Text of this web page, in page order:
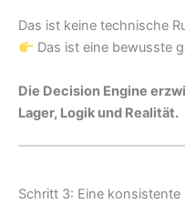
Das ist keine technische
Das ist eine bewusste
Die Decision Engine
Lager, Logik und Realität.
Schritt 3: Eine